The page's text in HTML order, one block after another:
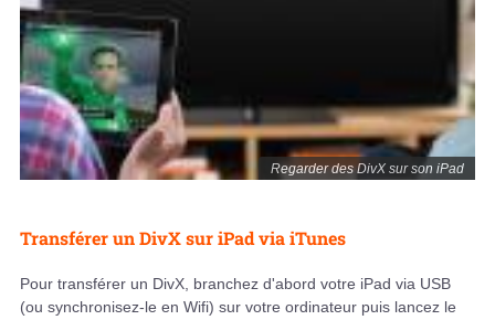
Regarder des DivX sur son iPad
Transférer un DivX sur iPad via iTunes
Pour transférer un DivX, branchez d'abord votre iPad via USB
(ou synchronisez-le en Wifi) sur votre ordinateur puis lancez le